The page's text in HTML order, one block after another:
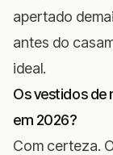
apertado
antes do
ideal.
Os vestidos de
em 2026?
Com certeza.